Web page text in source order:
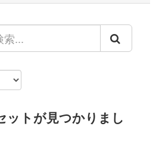
ットが見つかりまし